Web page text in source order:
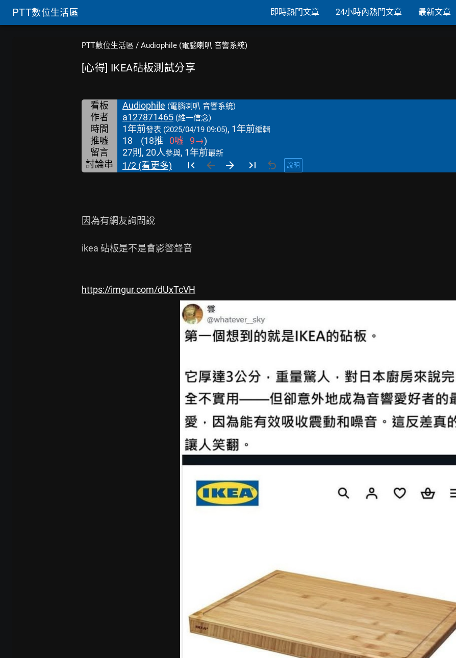
PTT數位生活區 即時熱門文章 24小時內熱門文章 最新文章
PTT數位生活區 / Audiophile (電腦喇叭 音響系統)
[心得] IKEA砧板測試分享
看板 Audiophile (電腦喇叭 音響系統)
作者 a127871465 (維一信念)
時間 1年前發表 (2025/04/19 09:05), 1年前編輯
推噓 18 (18推 0噓 9→)
留言
27則, 20人參與, 1年前最新
討論串 1/2 (看更多) 說明
因為有網友詢問說
ikea 砧板是不是會影響聲音
https://imgur.com/dUxTcVH